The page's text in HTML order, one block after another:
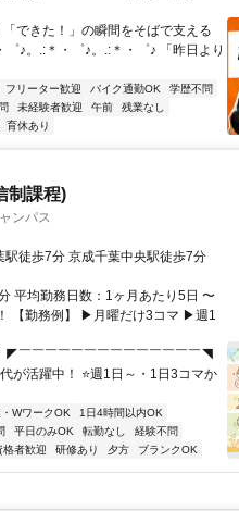
できた！」の瞬間をそばで支える
♪。.:＊・゜♪。.:＊・゜♪ 「昨日より
フリーター歓迎 バイク通勤OK
学歴不問
未経験者歓迎 午前
残業なし
育休あり
制課程)
ンパス
徒歩7分 京成千葉中央駅徒歩7分
平均勤務日数：1ヶ月あたり5日 〜
【勤務例】 ▶月曜だけ3コマ ▶週1
◤￣￣￣￣￣￣￣￣￣￣￣￣￣￣◥
が活躍中！ ⭐週1日～・1日3コマか
WワークOK
1日4時間以内OK
平日のみOK 転勤なし
経験不問
格者歓迎 研修あり 夕方 ブランクOK